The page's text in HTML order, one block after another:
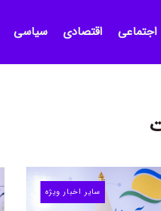
اجتماعی اقتصادی سیاسی
سایر اخبار ویژه